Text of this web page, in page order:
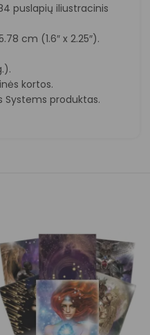
puslapių iliustracinis
cm (1.6″ x 2.25″).
kortos.
Systems produktas.